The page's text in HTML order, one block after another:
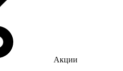
Акции